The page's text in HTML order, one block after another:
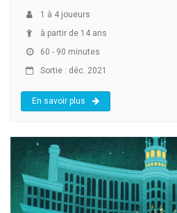
1 à 4 joueurs
à partir de 14 ans
60 - 90 minutes
Sortie : déc. 2021
En savoir plus